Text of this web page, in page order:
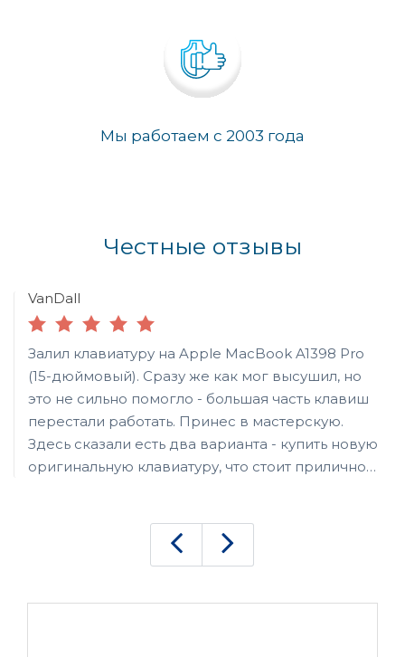
Мы работаем с 2003 года
Честные отзывы
VanDall
Залил клавиатуру на Apple MacBook A1398 Pro
(15-дюймовый). Сразу же как мог высушил, но
это не сильно помогло - большая часть клавиш
перестали работать. Принес в мастерскую.
Здесь сказали есть два варианта - купить новую
оригинальную клавиатуру, что стоит прилично,
вышло намного дешевле. Во всяком случае,
даже если сильно присматриваться, ни за что
Понятно, что ноутбук после этого продам, и